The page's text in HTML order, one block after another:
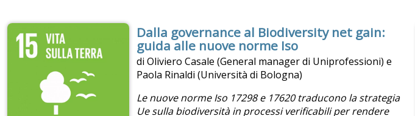
Dalla governance al Biodiversity net gain:
guida alle nuove norme Iso
di Oliviero Casale (General manager di Uniprofessioni) e
Paola Rinaldi (Università di Bologna)
Le nuove norme Iso 17298 e 17620 traducono la strategia
Ue sulla biodiversità in processi verificabili per rendere